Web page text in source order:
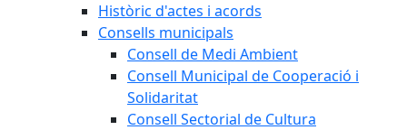
Històric d'actes i acords
Consells municipals
Consell de Medi Ambient
Consell Municipal de Cooperació i
Solidaritat
Consell Sectorial de Cultura